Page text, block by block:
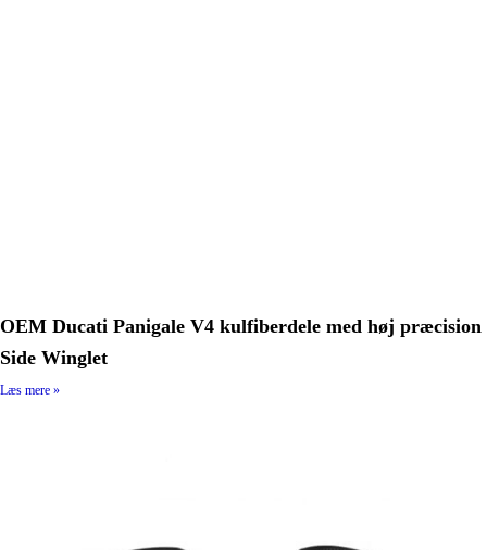
OEM Ducati Panigale V4 kulfiberdele med høj præcision
Side Winglet
Læs mere »